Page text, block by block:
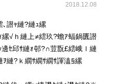
2018.12.08
､譛ｬ縺?縺ｭ縲
√ｈ縺上≠繧玖?蟾ｱ蝠鍋匱譛
ｾ邱ｻ縺ｫ邨?∩荳翫£繧峨ｌ縺
縺?ｋ繝ｻ繝ｻ繝ｻ諢溘§縲